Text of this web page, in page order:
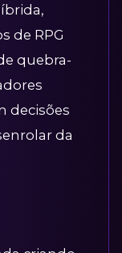
de RPG
quebra-
decisões
da